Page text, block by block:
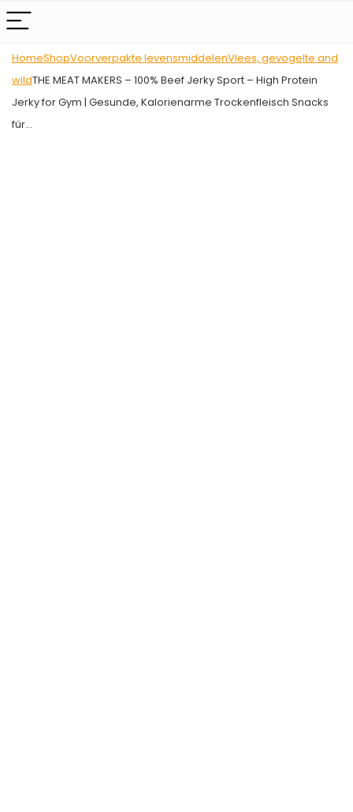
HomeShopVoorverpakte levensmiddelenVlees, gevogelte and
wildTHE MEAT MAKERS – 100% Beef Jerky Sport – High Protein
Jerky for Gym | Gesunde, Kalorienarme Trockenfleisch Snacks
für…